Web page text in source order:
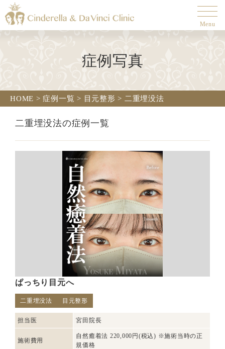
Menu
症例写真
HOME >症例一覧 > 目元整形 > 二重埋没法
二重埋没法の症例一覧
ぱっちり目元へ
二重埋没法 目元整形
担当医 宮田院長
施術費用
自然癒着法 220,000円(税込) ※施術当時の正
規価格